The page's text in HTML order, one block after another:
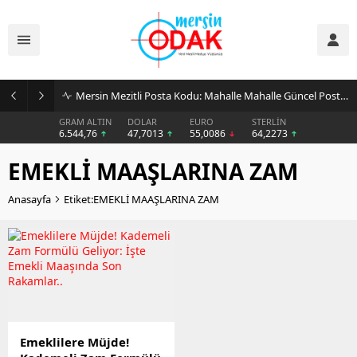
Mersin Mezitli Posta Kodu: Mahalle Mahalle Güncel Posta Kodu Rehberi
GRAM ALTIN
6.544,76
DOLAR
47,7013
EURO
55,0086
STERLİN
64,2273
EMEKLİ MAAŞLARINA ZAM
Anasayfa Etiket:EMEKLİ MAAŞLARINA ZAM
Emeklilere Müjde!